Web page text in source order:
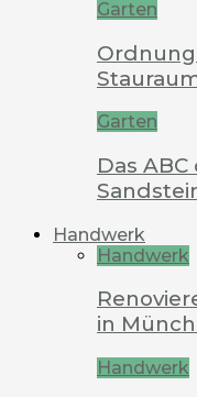
Garten
Garten
Das
Handwerk
Handwerk
in
Handwerk